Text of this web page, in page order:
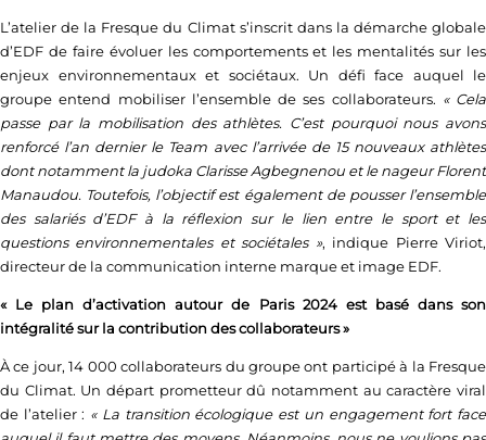
L’atelier de la Fresque du Climat s’inscrit dans la démarche globale
d’EDF de faire évoluer les comportements et les mentalités sur les
enjeux environnementaux et sociétaux. Un défi face auquel le
groupe entend mobiliser l’ensemble de ses collaborateurs. « Cela
passe par la mobilisation des athlètes. C’est pourquoi nous avons
renforcé l’an dernier le Team avec l’arrivée de 15 nouveaux athlètes
dont notamment la judoka ClarisseAgbegnenou et le nageur Florent
Manaudou. Toutefois, l’objectif est également de pousser l’ensemble
des salariés d’EDF à la réflexion sur le lien entre le sport et les
questions environnementales et sociétales », indique Pierre Viriot,
directeur de la communication interne marque et image EDF.
« Le plan d’activation autour de Paris 2024 est basé dans son
intégralité sur la contribution des collaborateurs »
À ce jour, 14 000 collaborateurs du groupe ont participé à la Fresque
du Climat. Un départ prometteur dû notamment au caractère viral
de l’atelier : « La transition écologique est un engagement fort face